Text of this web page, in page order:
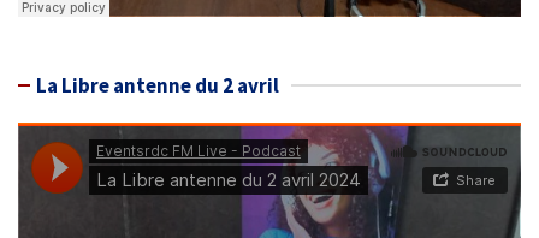
La Libre antenne du 2 avril